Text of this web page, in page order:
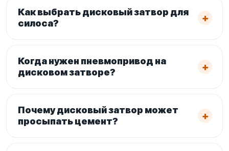
Как выбрать дисковый затвор для
силоса?
Когда нужен пневмопривод на
дисковом затворе?
Почему дисковый затвор может
просыпать цемент?